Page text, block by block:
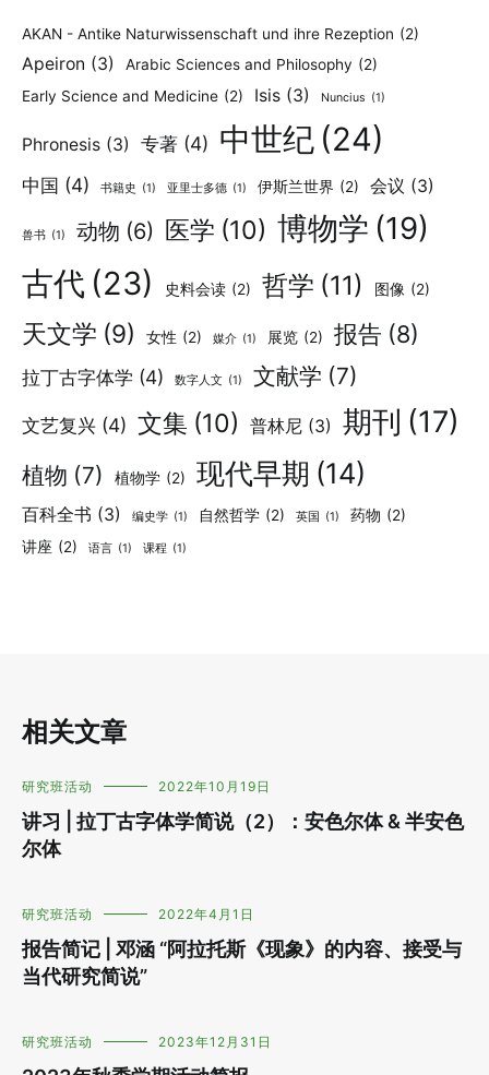
AKAN - Antike Naturwissenschaft und ihre Rezeption (2)
Apeiron (3) Arabic Sciences and Philosophy (2)
Early Science and Medicine (2) Isis (3) Nuncius (1)
Phronesis (3) 专著 (4) 中世纪 (24)
中国 (4) 书籍史 (1) 亚里士多德 (1) 伊斯兰世界 (2) 会议 (3)
兽书 (1) 动物 (6) 医学 (10) 博物学 (19)
古代 (23) 史料会读 (2) 哲学 (11) 图像 (2)
天文学 (9) 女性 (2) 媒介 (1) 展览 (2) 报告 (8)
拉丁古字体学 (4) 数字人文 (1) 文献学 (7)
文艺复兴 (4) 文集 (10) 普林尼 (3) 期刊 (17)
植物 (7) 植物学 (2) 现代早期 (14)
百科全书 (3) 编史学 (1) 自然哲学 (2) 英国 (1) 药物 (2)
讲座 (2) 语言 (1) 课程 (1)
相关文章
研究班活动 2022年10月19日
讲习 | 拉丁古字体学简说（2）：安色尔体 & 半安色
尔体
研究班活动 2022年4月1日
报告简记 | 邓涵 “阿拉托斯《现象》的内容、接受与
当代研究简说”
研究班活动 2023年12月31日